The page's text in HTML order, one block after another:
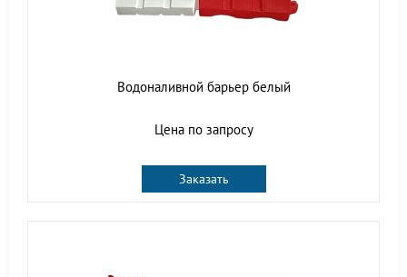
Водоналивной барьер белый
Цена по запросу
Заказать